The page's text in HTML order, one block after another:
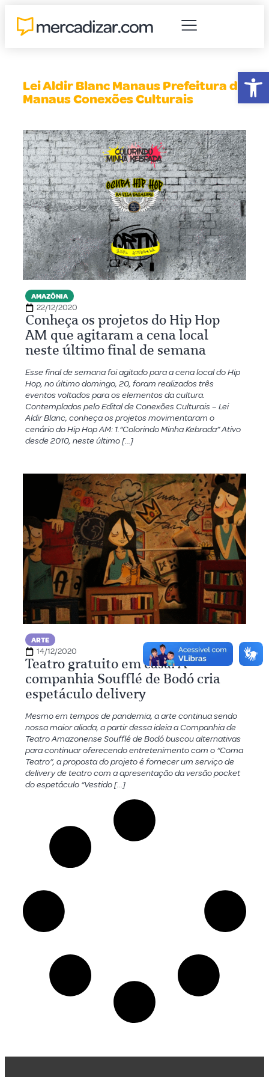
Lei Aldir Blanc Manaus Prefeitura de
Manaus Conexões Culturais
AMAZÔNIA
22/12/2020
Conheça os projetos do Hip Hop
AM que agitaram a cena local
neste último final de semana
Esse final de semana foi agitado para a cena local do Hip
Hop, no último domingo, 20, foram realizados três
eventos voltados para os elementos da cultura.
Contemplados pelo Edital de Conexões Culturais – Lei
Aldir Blanc, conheça os projetos movimentaram o
cenário do Hip Hop AM: 1.“Colorindo Minha Kebrada” Ativo
desde 2010, neste último […]
ARTE
14/12/2020
Teatro gratuito em casa: A
companhia Soufflé de Bodó cria
espetáculo delivery
Mesmo em tempos de pandemia, a arte continua sendo
nossa maior aliada, a partir dessa ideia a Companhia de
Teatro Amazonense Soufflé de Bodó buscou alternativas
para continuar oferecendo entretenimento com o “Coma
Teatro”, a proposta do projeto é fornecer um serviço de
delivery de teatro com a apresentação da versão pocket
do espetáculo “Vestido […]